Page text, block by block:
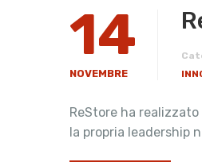
14
NOVEMBRE
ReStore ha
la propria leadership